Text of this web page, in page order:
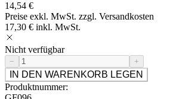
14,54 €
Preise exkl. MwSt. zzgl. Versandkosten
17,30 € inkl. MwSt.
Nicht verfügbar
− +
IN DEN WARENKORB LEGEN
Produktnummer: